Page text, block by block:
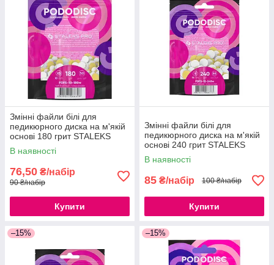
Змінні файли білі для
педикюрного диска на м'якій
основі 180 грит STALEKS
PRO PODODISC XS - 10мм
(50 шт)
В наявності
76,50 ₴/набір
90 ₴/набір
Купити
Змінні файли білі для
педикюрного диска на м'якій
основі 240 грит STALEKS
PRO PODODISC S - 15мм (50
шт)
В наявності
85 ₴/набір 100 ₴/набір
Купити
–15% –15%